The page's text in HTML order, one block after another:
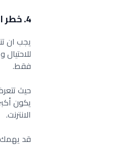
4. خطر الشركات الصغيرة
يجب ان
فقط.
حيث
يكون
الانترنت.
قد